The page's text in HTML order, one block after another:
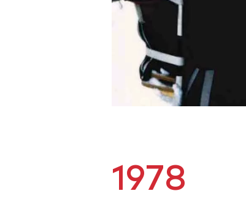
1978